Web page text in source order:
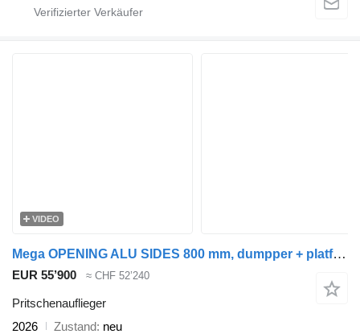
VIDEO
Mega OPENING ALU SIDES 800 mm, dumpper + platform 12,60 m, READY !!!
EUR 55’900 ≈ CHF 52’240
Pritschenauflieger
2026
Zustand neu